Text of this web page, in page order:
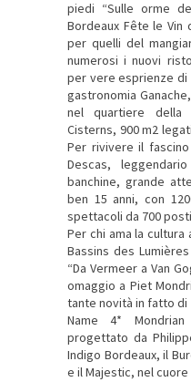
piedi “Sulle orme
Bordeaux Fête le Vin
per quelli del
numerosi i nuovi
per vere esprienze di
gastronomia
nel quartiere della
Cisterns, 900 m2
Per rivivere il
Descas,
banchine, grande
ben 15 anni, con
spettacoli da 700
Per chi ama la cultura
Bassins des
“Da Vermeer a Van
omaggio a Piet
tante novità in fatto
Name 4*
progettato da
Indigo Bordeaux, il
e il Majestic, nel